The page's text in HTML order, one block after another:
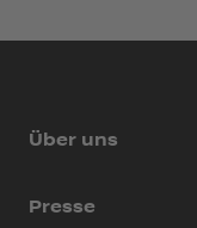
Über uns
Presse